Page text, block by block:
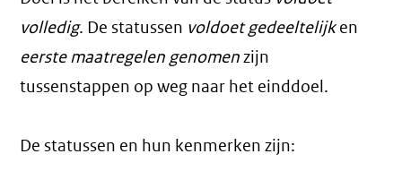
volledig. De statussen voldoet gedeeltelijken
eerste maatregelen genomenzijn
tussenstappen op weg naar het einddoel.
De statussen en hun kenmerken zijn: